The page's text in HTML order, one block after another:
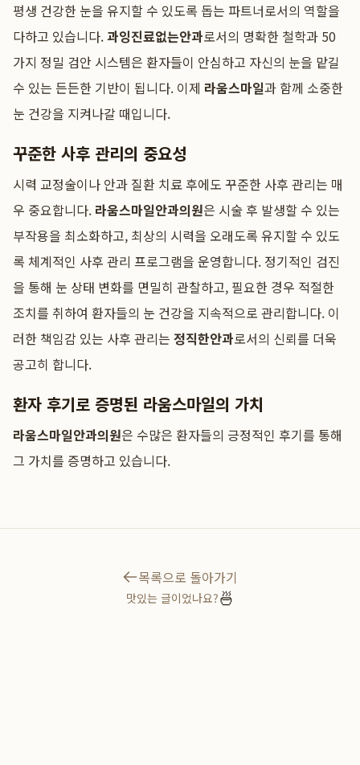
평생 건강한 눈을 유지할 수 있도록 돕는 파트너로서의 역할을
다하고 있습니다.과잉진료없는안과로서의 명확한 철학과 50
가지 정밀 검안 시스템은 환자들이 안심하고 자신의 눈을 맡길
수 있는 든든한 기반이 됩니다. 이제 라움스마일과 함께 소중한
눈 건강을 지켜나갈 때입니다.
꾸준한 사후 관리의 중요성
시력 교정술이나 안과 질환 치료 후에도 꾸준한 사후 관리는 매
우 중요합니다. 라움스마일안과의원은 시술 후 발생할 수 있는
부작용을 최소화하고, 최상의 시력을 오래도록 유지할 수 있도
록 체계적인 사후 관리 프로그램을 운영합니다. 정기적인 검진
을 통해 눈 상태 변화를 면밀히 관찰하고, 필요한 경우 적절한
조치를 취하여 환자들의 눈 건강을 지속적으로 관리합니다. 이
러한 책임감 있는 사후 관리는 정직한안과로서의 신뢰를 더욱
공고히 합니다.
환자 후기로 증명된 라움스마일의 가치
라움스마일안과의원은 수많은 환자들의 긍정적인 후기를 통해
그 가치를 증명하고 있습니다.
목록으로 돌아가기
맛있는 글이었나요?🍜